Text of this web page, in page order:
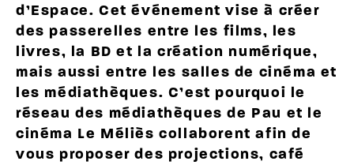
d’Espace. Cet événement vise à créer
des passerelles entre les films, les
livres, la BD et la création numérique,
mais aussi entre les salles de cinéma et
les médiathèques. C’est pourquoi le
réseau des médiathèques de Pau et le
cinéma Le Méliès collaborent afin de
vous proposer des projections, café